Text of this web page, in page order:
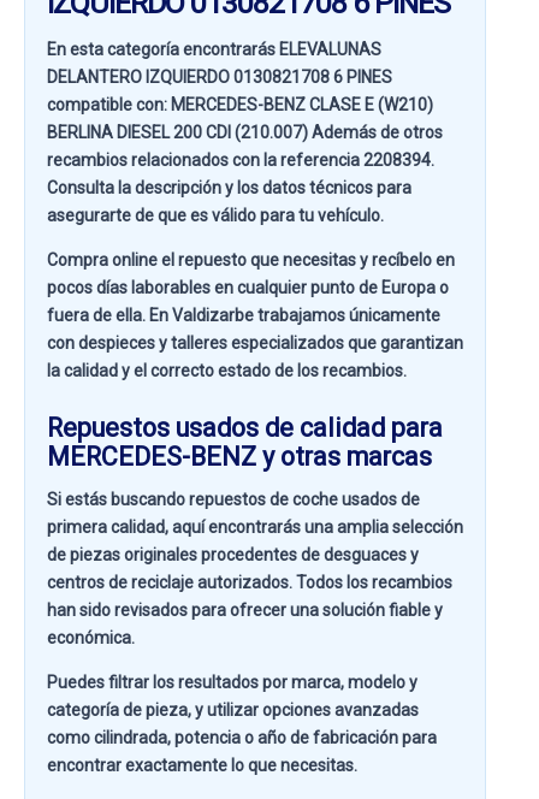
En esta categoría encontrarás ELEVALUNAS
DELANTERO IZQUIERDO 0130821708 6 PINES
compatible con: MERCEDES-BENZ CLASE E (W210)
BERLINA DIESEL 200 CDI (210.007)Además de otros
recambios relacionados con la referencia2208394.
Consulta la descripción y los datos técnicos para
asegurarte de que es válido para tu vehículo.
Compra online el repuesto que necesitas y recíbelo en
pocos días laborables en cualquier punto de Europa o
fuera de ella. EnValdizarbetrabajamos únicamente
con despieces y talleres especializados que garantizan
la calidad y el correcto estado de los recambios.
Repuestos usados de calidad para
MERCEDES-BENZ y otras marcas
Si estás buscandorepuestos de coche usados de
primera calidad, aquí encontrarás una amplia selección
de piezas originales procedentes de desguaces y
centros de reciclaje autorizados. Todos los recambios
han sido revisados para ofrecer una solución fiable y
económica.
Puedes filtrar los resultados pormarca, modelo y
categoría de pieza, y utilizar opciones avanzadas
comocilindrada, potencia o año de fabricaciónpara
encontrar exactamente lo que necesitas.